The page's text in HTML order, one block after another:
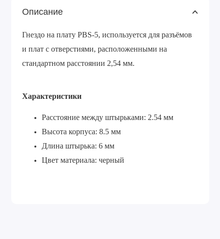
Описание
Гнездо на плату PBS-5, используется для разъёмов
и плат с отверстиями, расположенными на
стандартном расстоянии 2,54 мм.
Характеристики
Расстояние между штырьками: 2.54 мм
Высота корпуса: 8.5 мм
Длина штырька: 6 мм
Цвет материала: черный